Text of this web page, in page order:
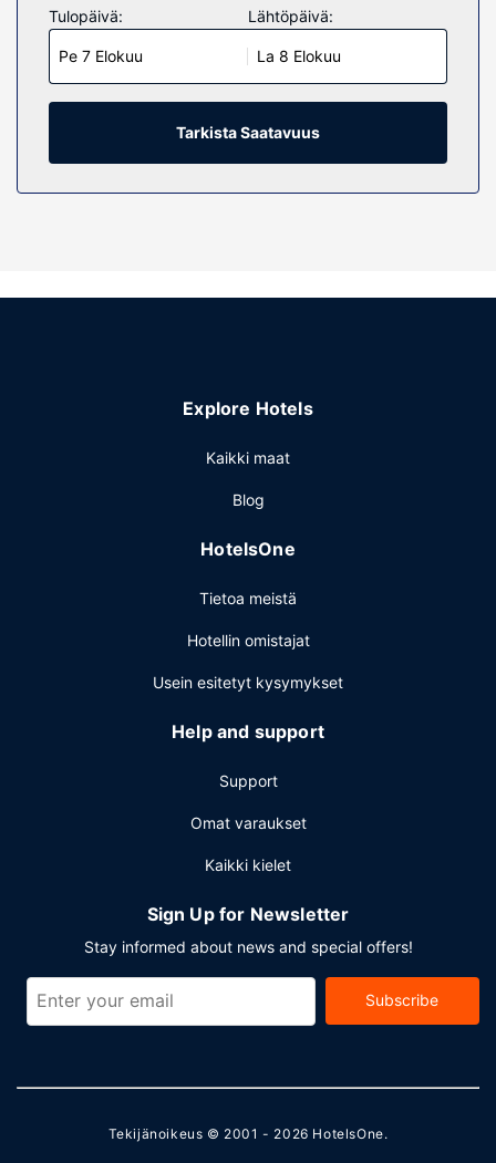
kanavat. Maksuton internetyhteys (langaton ja kiinteä)
pitää sinut yhteydessä verkkoon. Käytössäsi on
kylpyhuone, jossa on suihku. Huoneet siivotaan päivittäin.
Huoneissa on mikroaaltouuni.
kuuluu ilmainen langaton internetyhteys ja
center, kuivapesula-/pesulapalvelut ja ympäri
käytössä on lentokenttäkuljetukset rajoitettuina aikoina
Tulopäivä:
Pe 7 Elokuu
Lähtöpäivä:
La 8 Elokuu
Tarkista Saatavuus
Explore Hotels
Kaikki maat
Blog
HotelsOne
Tietoa meistä
Hotellin omistajat
Usein esitetyt kysymykset
Help and support
Support
Omat varaukset
Kaikki kielet
Sign Up for Newsletter
Stay informed about news and special offers!
Subscribe
Tekijänoikeus © 2001 - 2026 HotelsOne.